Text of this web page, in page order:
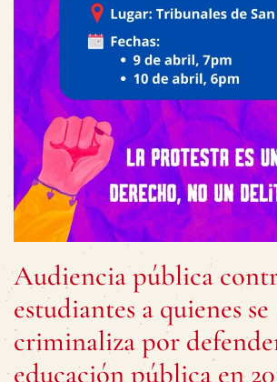
Audiencia pública
estudiantes a quienes se
criminaliza por
educación pública en